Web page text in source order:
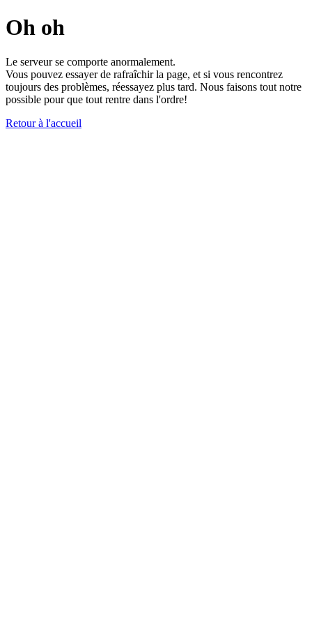
Oh oh
Le serveur se comporte anormalement.
Vous pouvez essayer de rafraîchir la page, et si vous rencontrez
toujours des problèmes, réessayez plus tard. Nous faisons tout notre
possible pour que tout rentre dans l'ordre!
Retour à l'accueil